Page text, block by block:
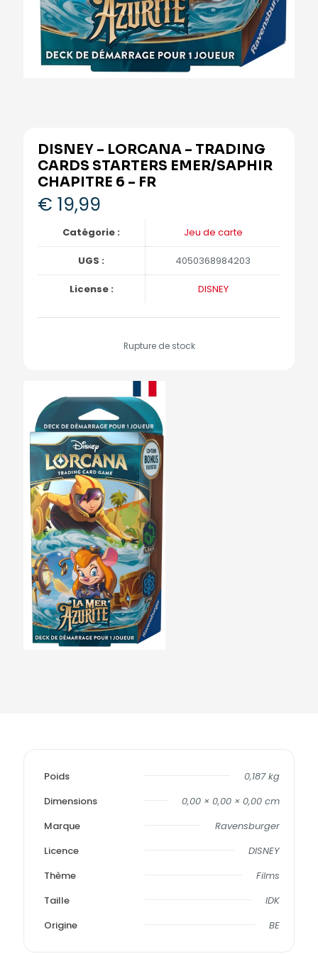
DISNEY – LORCANA – TRADING
CARDS STARTERS EMER/SAPHIR
CHAPITRE 6 – FR
€ 19,99
Catégorie : Jeu de carte
UGS : 4050368984203
License : DISNEY
Rupture de stock
Poids
0,187 kg
Dimensions
0,00 × 0,00 × 0,00 cm
Marque
Ravensburger
Licence
DISNEY
Thème
Films
Taille
IDK
Origine
BE